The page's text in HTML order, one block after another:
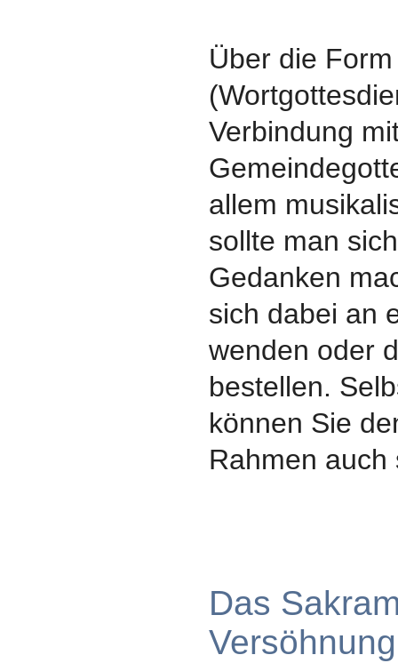
Über die
Verbindung
allem
sollte man
Gedanken
sich dabei an
wenden oder
bestellen.
können Sie
Rahmen
Das
Versöhnung